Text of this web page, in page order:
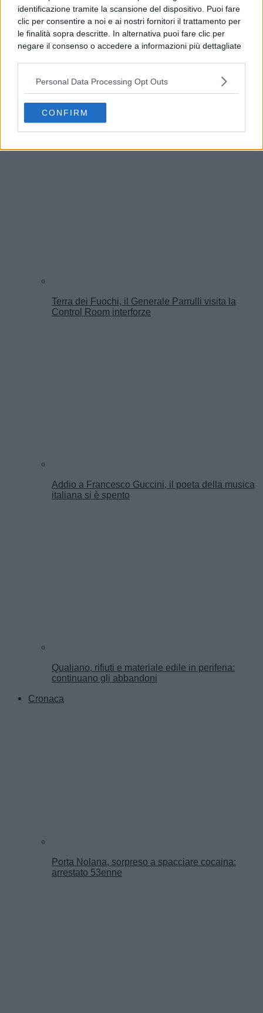
identificazione tramite la scansione del dispositivo. Puoi fare
clic per consentire a noi e ai nostri fornitori il trattamento per
le finalità sopra descritte. In alternativa puoi fare clic per
negare il consenso o accedere a informazioni più dettagliate
possono non richiedere il tuo consenso, ma hai il diritto di
opporti a tale trattamento. Le tue preferenze si
preferenze in qualsiasi momento ritornando su questo sito o
consultando la nostrainformativa sulla riservatezza.
Personal Data Processing Opt Outs
CONFIRM
Guasto all’Acquedotto Campano, stop all’acqua
Terra dei Fuochi, il Generale Parrulli visita la
Control Room interforze
Addio a Francesco Guccini, il poeta della musica
italiana si è spento
Qualiano, rifiuti e materiale edile in periferia:
continuano gli abbandoni
Cronaca
Porta Nolana, sorpreso a spacciare cocaina:
arrestato 53enne